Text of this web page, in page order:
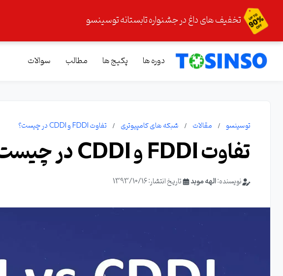
تخفیف های داغ در جشنواره تابستانه توسینسو
دوره ها پکیج ها مطالب سوالات
توسینسو مقالات شبکه های کامپیوتری تفاوت FDDI و CDDI در چیست؟
تفاوت FDDI و CDDI در چیست؟
نویسنده:الهه موبد تاریخ انتشار: 1393/10/16